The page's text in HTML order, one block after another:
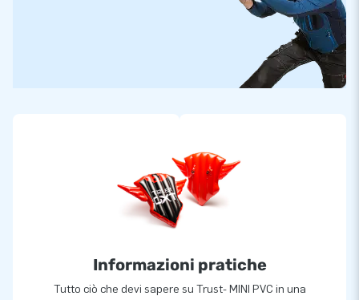
Informazioni pratiche
Tutto ciò che devi sapere su Trust- MINI PVC in una